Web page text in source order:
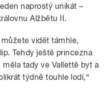
naprostý unikát –
Alžbětu II.
vidět támhle,
Tehdy ještě princezna
tady ve Vallettě byt a
týdně touhle lodí,“